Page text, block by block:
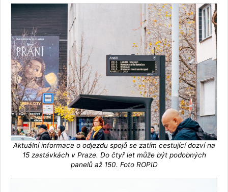
Aktuální informace o odjezdu spojů se zatím cestující dozví na
15 zastávkách v Praze. Do čtyř let může být podobných
panelů až 150. Foto ROPID